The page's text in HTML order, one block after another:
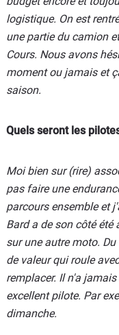
logistique. On est
une partie du camion
Cours. Nous avons
moment ou jamais et
saison.
Quels seront les
Moi bien sur (rire)
pas faire une
parcours ensemble et
Bard a de son côté été
sur une autre moto.
de valeur qui roule
remplacer. Il n'a
excellent pilote. Par
dimanche.